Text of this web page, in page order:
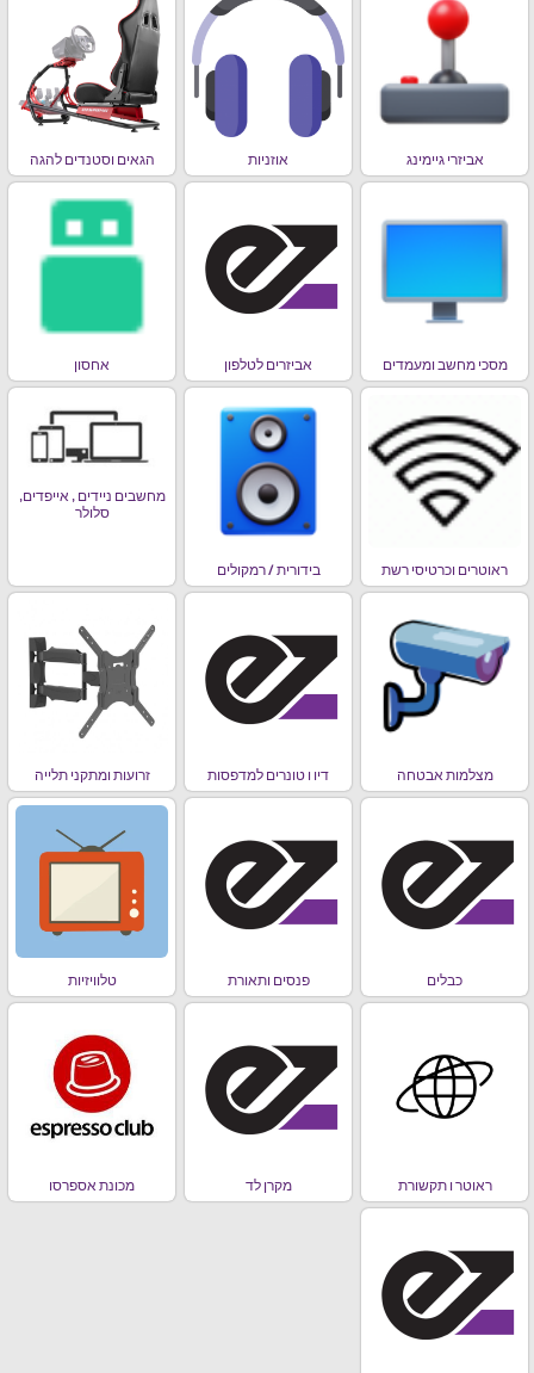
אביזרי גיימינג אוזניות הגאים וסטנדים להגה
מסכי מחשב ומעמדים אביזרים לטלפון אחסון
ראוטרים וכרטיסי רשת בידורית / רמקולים
מחשבים ניידים , אייפדים,
סלולר
מצלמות אבטחה דיו ו טונרים למדפסות זרועות ומתקני תלייה
כבלים פנסים ותאורת טלוויזיות
ראוטר ו תקשורת מקרן לד מכונת אספרסו